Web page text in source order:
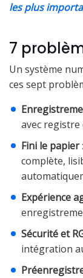
les plus
7
Un système
ces sept
avec registre
Fini le papier
complète,
Expérience
Sécurité et
intégration